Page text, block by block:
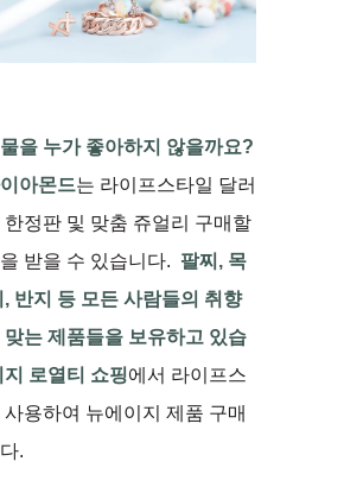
을 누가 좋아하지 않을까요?
아몬드는 라이프스타일 달러
한정판 및 맞춤 쥬얼리 구매할
받을 수 있습니다. 팔찌 , 목
, 반지 등 모든 사람들의 취향
맞는 제품들을 보유하고 있습
지 로열티 쇼핑에서 라이프스
용하여 뉴에이지 제품 구매
.